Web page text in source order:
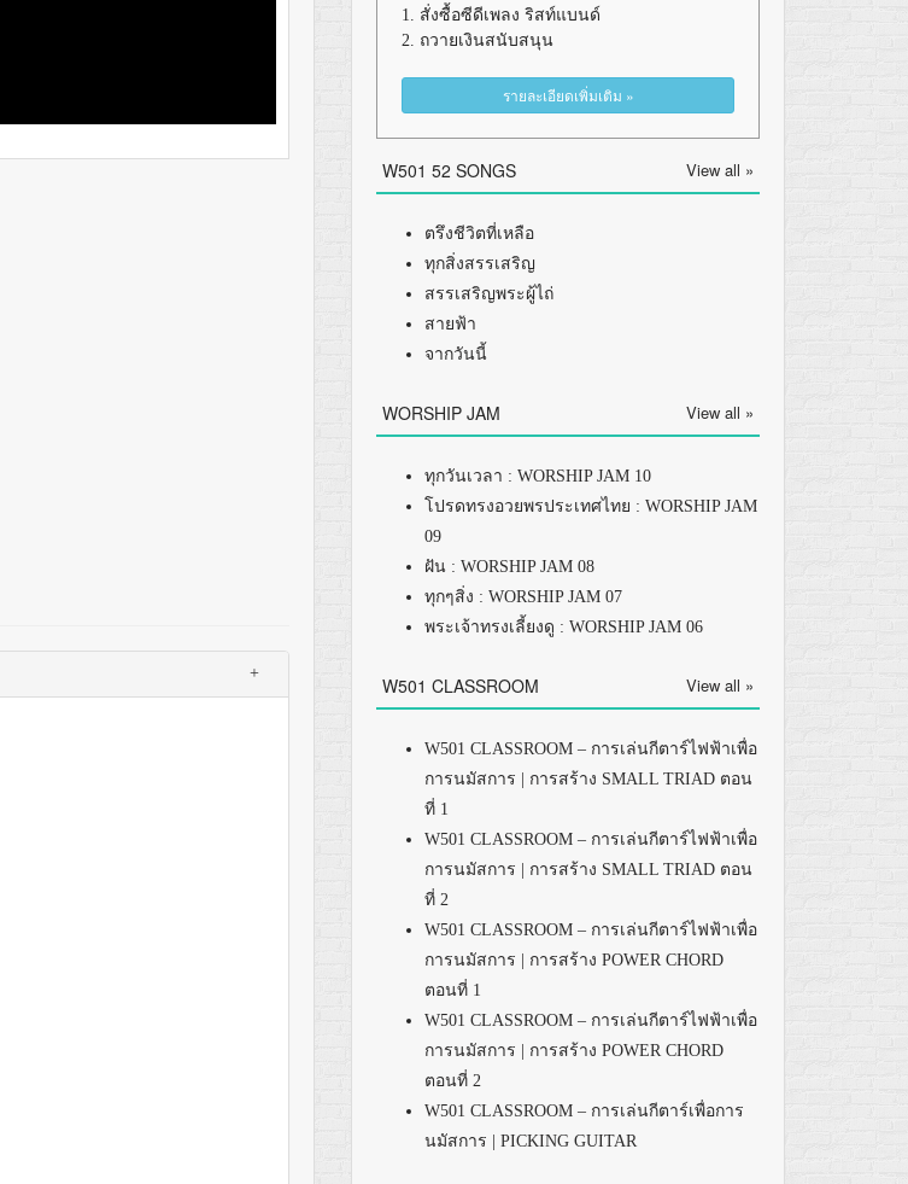
+
1. สั่งซื้อซีดีเพลง ริสท์แบนด์
2. ถวายเงินสนับสนุน
รายละเอียดเพิ่มเติม »
W501 52 SONGS View all »
ตรึงชีวิตที่เหลือ
ทุกสิ่งสรรเสริญ
สรรเสริญพระผู้ไถ่
สายฟ้า
จากวันนี้
WORSHIP JAM View all »
ทุกวันเวลา : WORSHIP JAM 10
โปรดทรงอวยพรประเทศไทย : WORSHIP JAM
09
ฝัน : WORSHIP JAM 08
ทุกๆสิ่ง : WORSHIP JAM 07
พระเจ้าทรงเลี้ยงดู : WORSHIP JAM 06
W501 CLASSROOM View all »
W501 CLASSROOM – การเล่นกีตาร์ไฟฟ้าเพื่อ
การนมัสการ | การสร้าง SMALL TRIAD ตอน
ที่ 1
W501 CLASSROOM – การเล่นกีตาร์ไฟฟ้าเพื่อ
การนมัสการ | การสร้าง SMALL TRIAD ตอน
ที่ 2
W501 CLASSROOM – การเล่นกีตาร์ไฟฟ้าเพื่อ
การนมัสการ | การสร้าง POWER CHORD
ตอนที่ 1
W501 CLASSROOM – การเล่นกีตาร์ไฟฟ้าเพื่อ
การนมัสการ | การสร้าง POWER CHORD
ตอนที่ 2
W501 CLASSROOM – การเล่นกีตาร์เพื่อการ
นมัสการ | PICKING GUITAR